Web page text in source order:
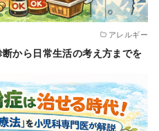
アレルギー
から日常生活の考え方までを